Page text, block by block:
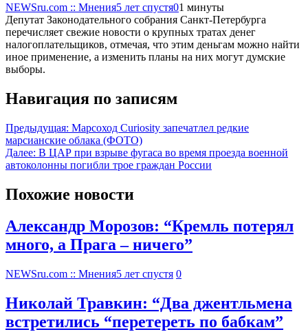
NEWSru.com :: Мнения5 лет спустя01 минуты
Депутат Законодательного собрания Санкт-Петербурга
перечисляет свежие новости о крупных тратах денег
налогоплательщиков, отмечая, что этим деньгам можно найти
иное применение, а изменить планы на них могут думские
выборы.
Навигация по записям
Предыдущая: Марсоход Curiosity запечатлел редкие
марсианские облака (ФОТО)
Далее: В ЦАР при взрыве фугаса во время проезда военной
автоколонны погибли трое граждан России
Похожие новости
Александр Морозов: “Кремль потерял
много, а Прага – ничего”
NEWSru.com :: Мнения5 лет спустя 0
Николай Травкин: “Два джентльмена
встретились “перетереть по бабкам”